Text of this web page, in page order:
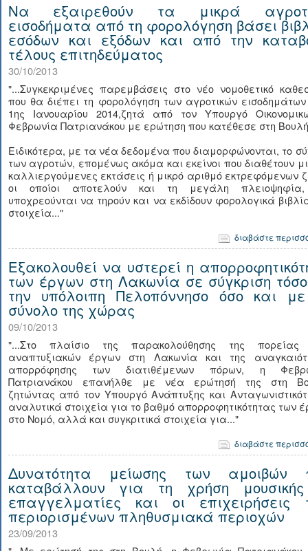
Να εξαιρεθούν τα μικρά
εισοδήματα από τη φορολόγηση βάσει
εσόδων και εξόδων και από την
τέλους επιτηδεύματος
30/10/2013
"...Συγκεκριμένες παρεμβάσεις στο νέο νομοθετικό
που θα διέπει τη φορολόγηση των αγροτικών
1ης Ιανουαρίου 2014,ζητά από τον Υπουργό
Φεβρωνία Πατριανάκου με ερώτηση που κατέθεσε στη
Ειδικότερα, με τα νέα δεδομένα που διαμορφώνονται, το
των αγροτών, επομένως ακόμα και εκείνοι που διαθέτουν
καλλιεργούμενες εκτάσεις ή μικρό αριθμό εκτρεφόμενων
οι οποίοι αποτελούν και τη μεγάλη
υποχρεούνται να τηρούν και να εκδίδουν φορολογικά
στοιχεία..."
διαβάστε
Εξακολουθεί να υστερεί η
των έργων στη Λακωνία σε σύγκριση
την υπόλοιπη Πελοπόννησο όσο και
σύνολο της χώρας
09/10/2013
"...Στο πλαίσιο της παρακολούθησης της
αναπτυξιακών έργων στη Λακωνία και της
απορρόφησης των διατιθέμενων πόρων, η
Πατριανάκου επανήλθε με νέα ερώτησή της στη
ζητώντας από τον Υπουργό Ανάπτυξης και
αναλυτικά στοιχεία για το βαθμό απορροφητικότητας των
στο Νομό, αλλά και συγκριτικά στοιχεία για..."
διαβάστε
Δυνατότητα μείωσης των αμοιβών
καταβάλλουν για τη χρήση
επαγγελματίες και οι επιχειρήσεις
περιορισμένων πληθυσμιακά περιοχών
23/09/2013